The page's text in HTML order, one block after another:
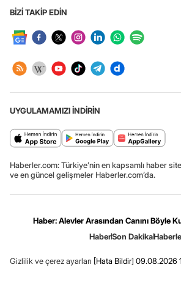
BİZİ TAKİP EDİN
UYGULAMAMIZI İNDİRİN
Haberler.com: Türkiye’nin en kapsamlı haber
ve en güncel gelişmeler Haberler.com’da.
Haber: Alevler Arasından Canını Böyle
HaberSon Dakika
Gizlilik ve çerez ayarları [Hata Bildir] 09.08.2026